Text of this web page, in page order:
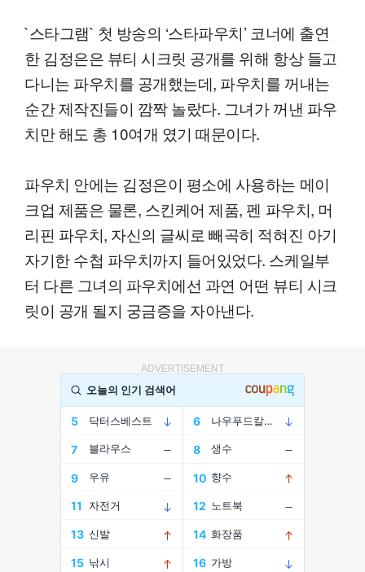
`스타그램` 첫 방송의 ‘스타파우치’ 코너에 출연
한 김정은은 뷰티 시크릿 공개를 위해 항상 들고
다니는 파우치를 공개했는데, 파우치를 꺼내는
순간 제작진들이 깜짝 놀랐다. 그녀가 꺼낸 파우
치만 해도 총 10여개 였기 때문이다.
파우치 안에는 김정은이 평소에 사용하는 메이
크업 제품은 물론, 스킨케어 제품, 펜 파우치, 머
리핀 파우치, 자신의 글씨로 빼곡히 적혀진 아기
자기한 수첩 파우치까지 들어있었다. 스케일부
터 다른 그녀의 파우치에선 과연 어떤 뷰티 시크
릿이 공개 될지 궁금증을 자아낸다.
ADVERTISEMENT